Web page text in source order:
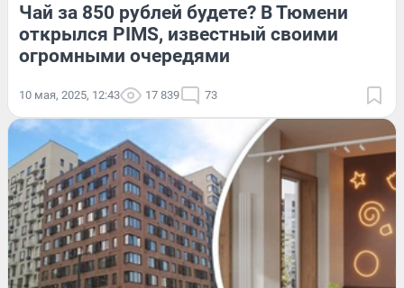
Чай за 850 рублей будете? В Тюмени
открылся PIMS, известный своими
огромными очередями
10 мая, 2025, 12:43 17 839 73